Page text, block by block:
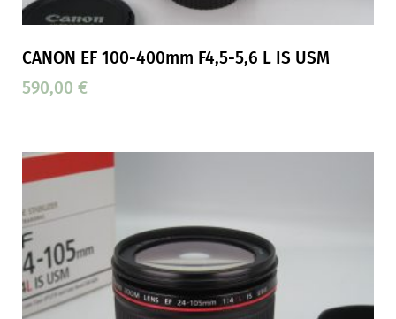
CANON EF 100-400mm F4,5-5,6 L IS USM
590,00 €